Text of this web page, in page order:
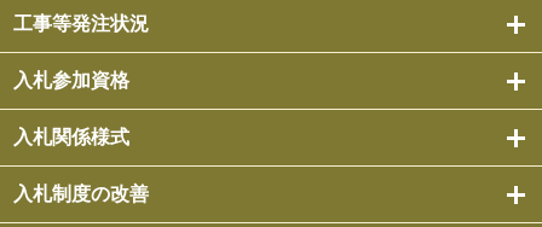
工事等発注状況
入札参加資格
入札関係様式
入札制度の改善